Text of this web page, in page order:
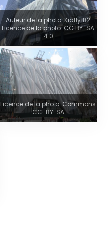
Auteur de la photo: Kidfly182
Licence de la photo: CC BY-SA
4.0
Licence de la photo: Commons
CC-BY-SA